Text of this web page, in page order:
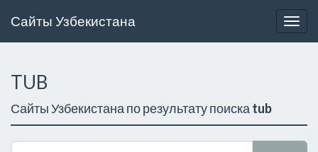
Сайты Узбекистана
TUB
Сайты Узбекистана по результату поиска tub